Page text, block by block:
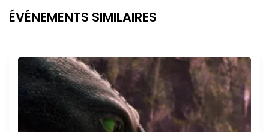
ÉVÉNEMENTS SIMILAIRES